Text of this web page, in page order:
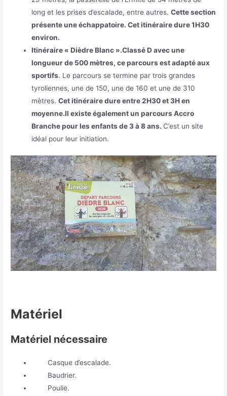
long et les prises d’escalade, entre autres.Cette section
présente une échappatoire. Cet itinéraire dure 1H30
environ.
Itinéraire « Dièdre Blanc ».Classé D avec une
longueur de 500 mètres, ce parcours est adapté aux
sportifs. Le parcours se termine par trois grandes
tyroliennes, une de 150, une de 160 et une de 310
mètres.Cet itinéraire dure entre 2H30 et 3H en
moyenne.Il existe également un parcours Accro
Branche pour les enfants de 3 à 8 ans. C’est un site
idéal pour leur initiation.
Matériel
Matériel nécessaire
Casque d’escalade.
Baudrier.
Poulie.